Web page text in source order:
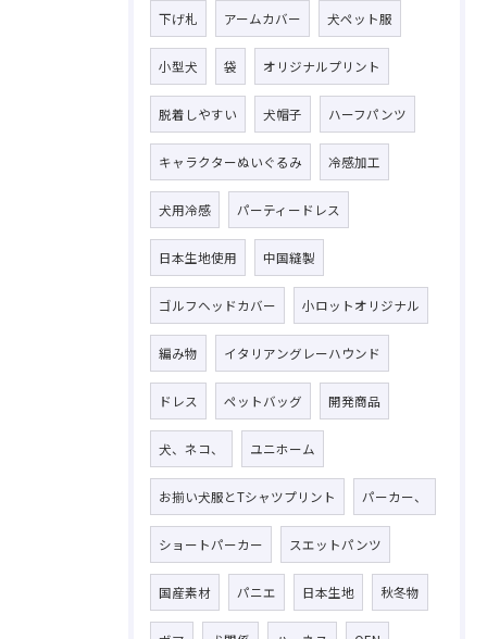
下げ札 アームカバー 犬ペット服
小型犬 袋 オリジナルプリント
脱着しやすい 犬帽子 ハーフパンツ
キャラクターぬいぐるみ 冷感加工
犬用冷感 パーティードレス
日本生地使用 中国縫製
ゴルフヘッドカバー 小ロットオリジナル
編み物 イタリアングレーハウンド
ドレス ペットバッグ 開発商品
犬、ネコ、 ユニホーム
お揃い犬服とTシャツプリント パーカー、
ショートパーカー スエットパンツ
国産素材 パニエ 日本生地 秋冬物